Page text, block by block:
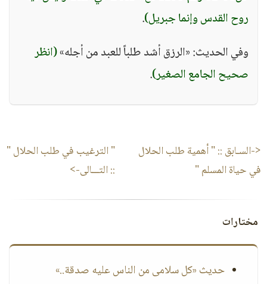
روح القدس وإنما جبريل).
وفي الحديث: «الرزق أشد طلباً للعبد من أجله»(انظر
صحيح الجامع الصغير).
<-السـابق ::" أهمية طلب الحلال
في حياة المسلم "
" الترغيب في طلب الحلال "
:: التـــالى->
مختارات
حديث «كل سلامى من الناس عليه صدقة..»